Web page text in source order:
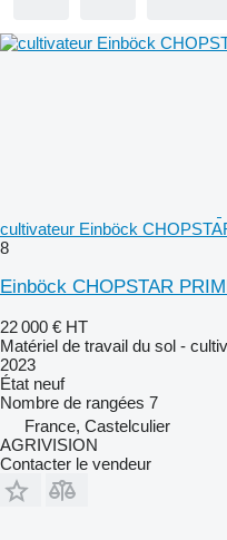
cultivateur Einböck
8
Einböck CHOPSTAR
22 000 € HT
Matériel de travail du sol -
2023
État neuf
Nombre de rangées 7
France, Castelculier
AGRIVISION
Contacter le vendeur